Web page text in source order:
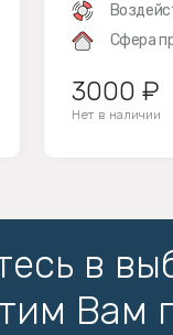
Сфера
3000 ₽
Нет в наличии
в
Вам